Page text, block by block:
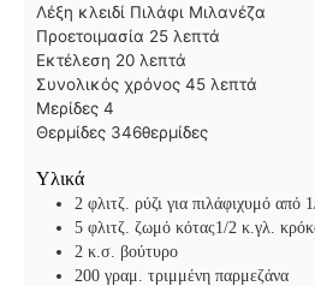
Λέξη κλειδί Πιλάφι Μιλανέζα
Προετοιμασία 25λ
ε
π
ά
λεπτά
Εκτέλεση 20λ
ε
τ
λεπτά
Συνολικός χρόνος 45λ
π
λεπτά
Μερίδες 4
Θερμίδες 346θερμίδες
Υλικά
2 φλιτζ. ρύζι για πιλάφιχυμό από
5 φλιτζ. ζωμό κότας1/2 κ.γλ.
2 κ.σ. βούτυρο
200 γραμ. τριμμένη παρμεζάνα